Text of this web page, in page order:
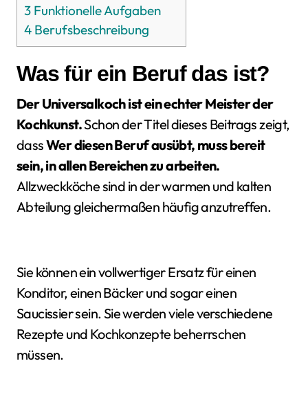
3 Funktionelle Aufgaben
4 Berufsbeschreibung
Was für ein Beruf das ist?
Der Universalkoch ist ein echter Meister der
Kochkunst.Schon der Titel dieses Beitrags zeigt,
dassWer diesen Beruf ausübt, muss bereit
sein, in allen Bereichen zu arbeiten.
Allzweckköche sind in der warmen und kalten
Abteilung gleichermaßen häufig anzutreffen.
Sie können ein vollwertiger Ersatz für einen
Konditor, einen Bäcker und sogar einen
Saucissier sein. Sie werden viele verschiedene
Rezepte und Kochkonzepte beherrschen
müssen.